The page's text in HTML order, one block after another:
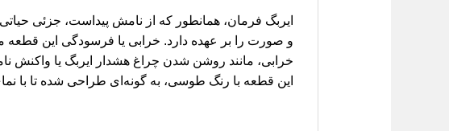
ایربگ فرمان، همانطور که از نامش پیداست، جزئی
و صورت را بر عهده دارد. خرابی یا فرسودگی این قطعه
خرابی، مانند روشن شدن چراغ هشدار ایربگ یا واکنش
این قطعه با رنگ طوسی، به گونه‌ای طراحی شده تا با نمای داخلی خودروی